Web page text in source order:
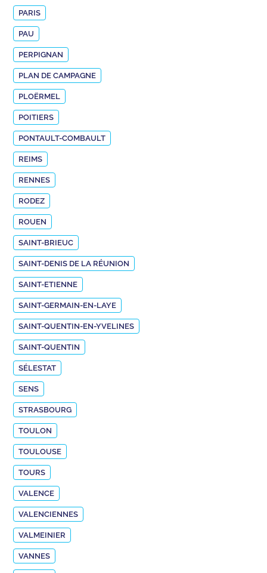
PARIS
PAU
PERPIGNAN
PLAN DE CAMPAGNE
PLOËRMEL
POITIERS
PONTAULT-COMBAULT
REIMS
RENNES
RODEZ
ROUEN
SAINT-BRIEUC
SAINT-DENIS DE LA RÉUNION
SAINT-ETIENNE
SAINT-GERMAIN-EN-LAYE
SAINT-QUENTIN-EN-YVELINES
SAINT-QUENTIN
SÉLESTAT
SENS
STRASBOURG
TOULON
TOULOUSE
TOURS
VALENCE
VALENCIENNES
VALMEINIER
VANNES